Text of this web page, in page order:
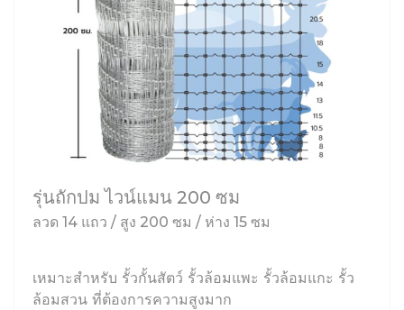
รุ่นถักปม ไวน์แมน 200 ซม
ลวด 14 แถว / สูง 200 ซม / ห่าง 15 ซม
เหมาะสำหรับ รั้วกั้นสัตว์ รั้วล้อมแพะ รั้วล้อมแกะ รั้ว
ล้อมสวน ที่ต้องการความสูงมาก